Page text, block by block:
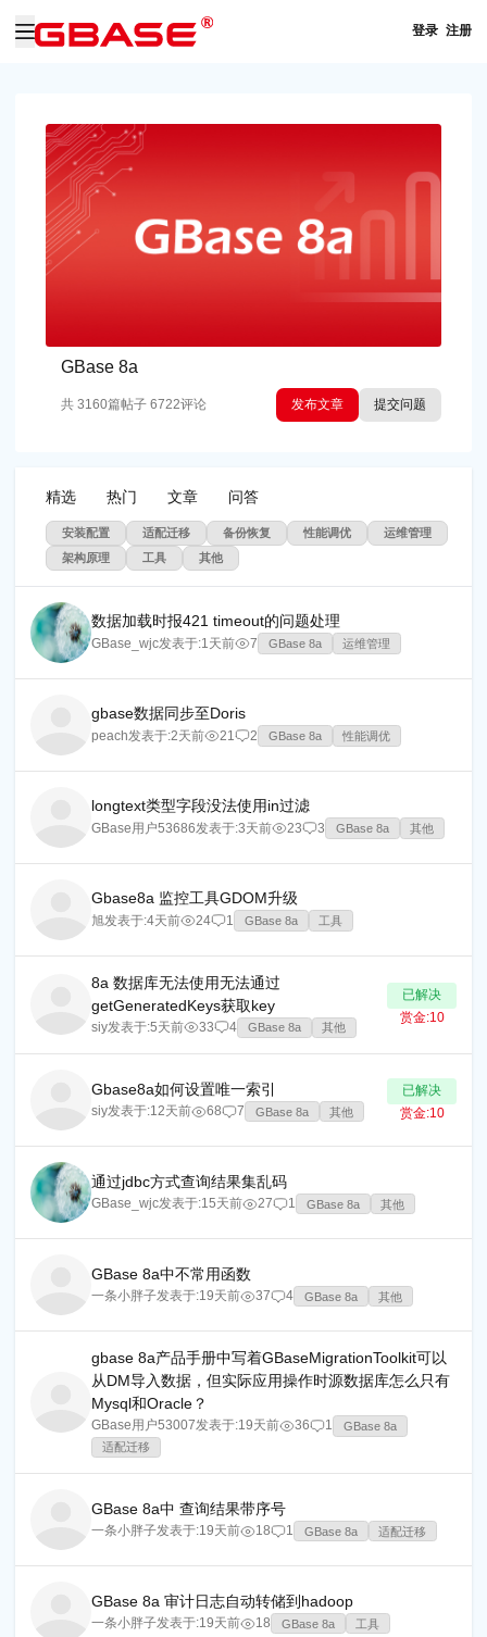
登录 注册
GBase 8a
共 3160篇帖子 6722评论 发布文章 提交问题
精选 热门 文章 问答
安装配置 适配迁移 备份恢复 性能调优
运维管理
架构原理
工具 其他
数据加载时报421 timeout的问题处理
GBase_wjc发表于:1天前 7 GBase 8a 运维管理
gbase数据同步至Doris
peach发表于:2天前 21 2 GBase 8a 性能调优
longtext类型字段没法使用in过滤
GBase用户53686发表于:3天前 23 3 GBase 8a 其他
Gbase8a 监控工具GDOM升级
旭发表于:4天前 24 1 GBase 8a 工具
8a 数据库无法使用无法通过
getGeneratedKeys获取key
siy发表于:5天前 33 4 GBase 8a 其他
已解决
赏金:10
Gbase8a如何设置唯一索引
siy发表于:12天前 68 7 GBase 8a 其他
已解决
赏金:10
通过jdbc方式查询结果集乱码
GBase_wjc发表于:15天前 27 1 GBase 8a 其他
GBase 8a中不常用函数
一条小胖子发表于:19天前 37 4 GBase 8a 其他
gbase 8a产品手册中写着GBaseMigrationToolkit可以
从DM导入数据，但实际应用操作时源数据库怎么只有
Mysql和Oracle？
GBase用户53007发表于:19天前 36 1
GBase 8a
适配迁移
GBase 8a中 查询结果带序号
一条小胖子发表于:19天前 18 1 GBase 8a 适配迁移
GBase 8a 审计日志自动转储到hadoop
一条小胖子发表于:19天前 18 GBase 8a 工具